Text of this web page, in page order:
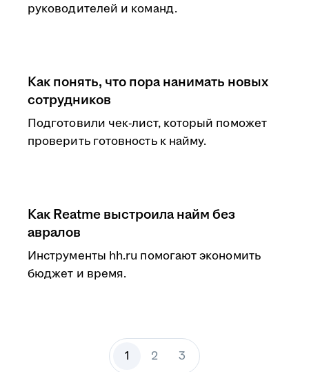
руководителей и команд.
Как понять, что пора нанимать новых
сотрудников
Подготовили чек-лист, который поможет
проверить готовность к найму.
Как Reatme выстроила найм без
авралов
Инструменты hh.ru помогают экономить
бюджет и время.
1 2 3